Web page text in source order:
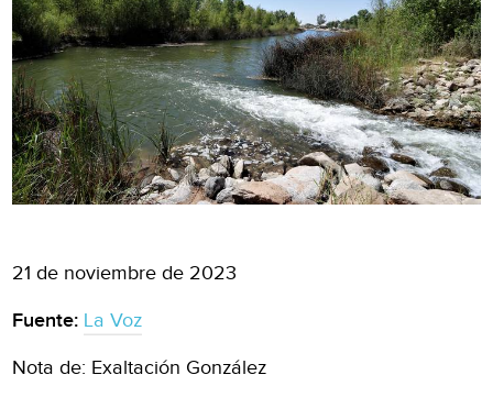
21 de noviembre de 2023
Fuente: La Voz
Nota de: Exaltación González